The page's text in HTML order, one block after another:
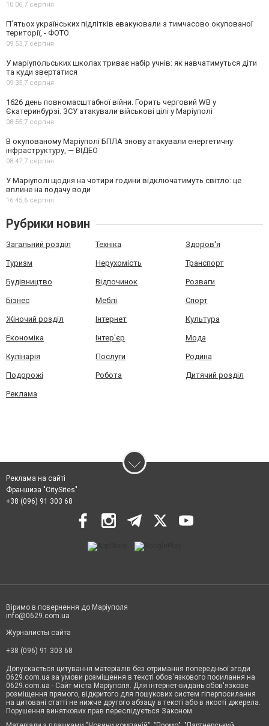
10:06,7 серпня
П’ятьох українських підлітків евакуювали з тимчасово окупованої
території, - ФОТО
09:53,7 серпня
У маріупольських школах триває набір учнів: як навчатимуться діти
та куди звертатися
09:35,7 серпня
1626 день повномасштабної війни. Горить черговий WB у
Єкатеринбурзі. ЗСУ атакували військові цілі у Маріуполі
08:55,7 серпня
В окупованому Маріуполі БПЛА знову атакували енергетичну
інфраструктуру, — ВІДЕО
08:47,7 серпня
У Маріуполі щодня на чотири години відключатимуть світло: це
вплине на подачу води
16:45,6 серпня
Рубрики новин
Загальний розділ Техніка Здоров'я
Туризм Нерухомість Транспорт
Будівництво Відпочинок Розваги
Бізнес Меблі Спорт
Жіночий розділ Інтернет Культура
Економіка Інтер'єр Мода
Кулінарія Послуги Родина
Подорожі Робота Дитячий розділ
Реклама
Реклама на сайті
Франшиза "CitySites"
+38 (096) 91 303 68
Віримо в повернення до Маріуполя
info@0629.com.ua
Журналисты сайта
+38 (096) 91 303 68
Допускається цитування матеріалів без отримання попередньої згоди
0629.com.ua за умови розміщення в тексті обов'язкового посилання на
0629.com.ua - Сайт міста Маріуполя. Для інтернет-видань обов'язкове
розміщення прямого, відкритого для пошукових систем гіперпосилання
на цитовані статті не нижче другого абзацу в тексті або в якості джерела.
Порушення виняткових прав переслідується Законом.